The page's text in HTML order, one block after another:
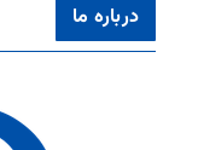
درباره ما